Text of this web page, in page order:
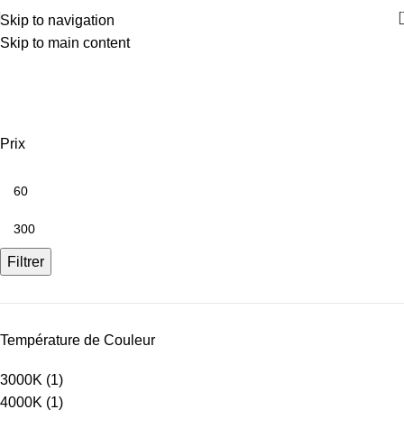
Skip to navigation
Skip to main content
Prix
Filtrer
Température de Couleur
3000K (1)
4000K (1)